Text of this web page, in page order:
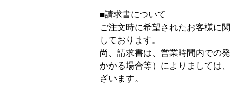
■請求書について
ご注文時に希望されたお客様に
しております。
尚、請求書は、営業時間内での
かかる場合等）によりましては
ざいます。